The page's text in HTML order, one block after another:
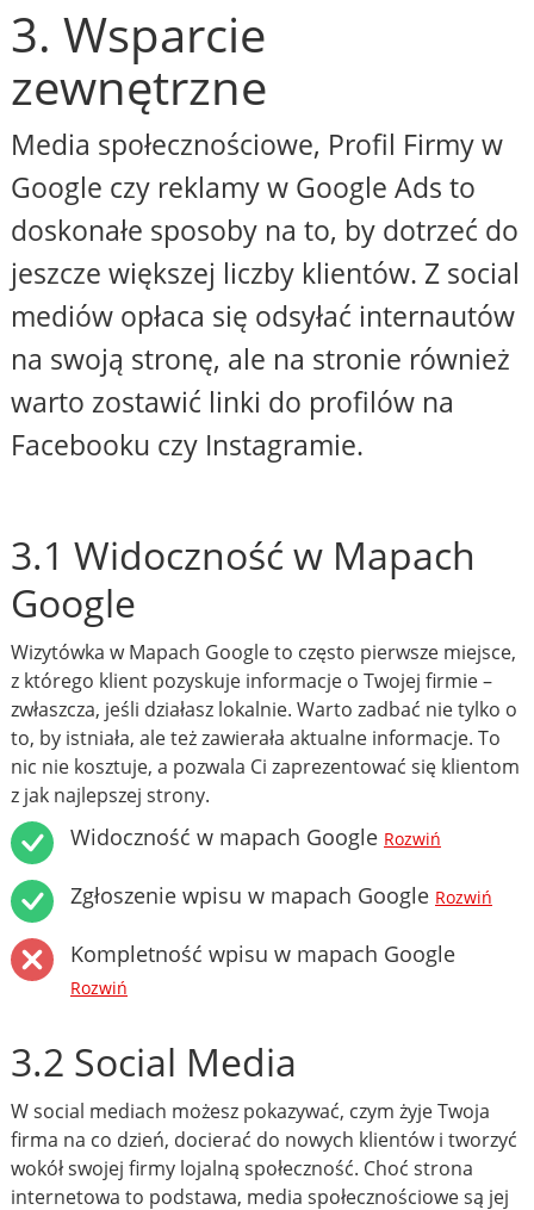
3. Wsparcie
zewnętrzne
Media społecznościowe, Profil Firmy w
Google czy reklamy w Google Ads to
doskonałe sposoby na to, by dotrzeć do
jeszcze większej liczby klientów. Z social
mediów opłaca się odsyłać internautów
na swoją stronę, ale na stronie również
warto zostawić linki do profilów na
Facebooku czy Instagramie.
3.1 Widoczność w Mapach
Google
Wizytówka w Mapach Google to często pierwsze miejsce,
z którego klient pozyskuje informacje o Twojej firmie –
zwłaszcza, jeśli działasz lokalnie. Warto zadbać nie tylko o
to, by istniała, ale też zawierała aktualne informacje. To
nic nie kosztuje, a pozwala Ci zaprezentować się klientom
z jak najlepszej strony.
Widoczność w mapach Google Rozwiń
Zgłoszenie wpisu w mapach Google Rozwiń
Kompletność wpisu w mapach Google
Rozwiń
3.2 Social Media
W social mediach możesz pokazywać, czym żyje Twoja
firma na co dzień, docierać do nowych klientów i tworzyć
wokół swojej firmy lojalną społeczność. Choć strona
internetowa to podstawa, media społecznościowe są jej